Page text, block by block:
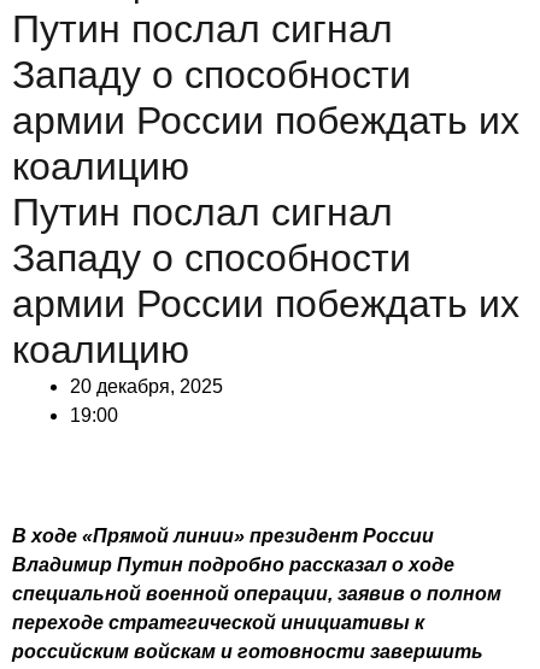
Путин послал сигнал
Западу о способности
армии России побеждать их
коалицию
Путин послал сигнал
Западу о способности
армии России побеждать их
коалицию
20 декабря, 2025
19:00
В ходе «Прямой линии» президент России
Владимир Путин подробно рассказал о ходе
специальной военной операции, заявив о полном
переходе стратегической инициативы к
российским войскам и готовности завершить